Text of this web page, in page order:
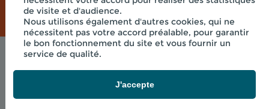
Mentions légales
© 2026 - UNION RÉGIONALE DES CPIE HAUTS-DE-
FRANCE - SIÈGE SOCIAL 33 RUE DES VICTIMES DE
COMPORTET, 02000 MERLIEUX-ET-
de visite et d'audience.
Nous utilisons également d'autres cookies, qui ne
nécessitent pas votre accord préalable, pour garantir
le bon fonctionnement du site et vous fournir un
service de qualité.
J'accepte